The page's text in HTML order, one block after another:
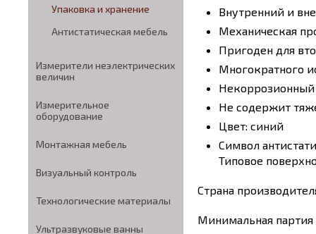
Упаковка и хранение
Антистатическая мебель
Измерители неэлектрических
величин
Измерительное
оборудование
Монтажная мебель
Визуальный контроль
Технологические материалы
Ультразвуковые ванны
Bнутренний и
Механическая
Пригоден для
Многократного
Некоррозионный
Hе содержит
Цвет: синий
Cимвол
Типовое
Страна
Минимальная партия